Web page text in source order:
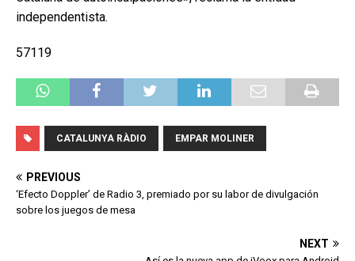
independentista.
57119
CATALUNYA RÀDIO EMPAR MOLINER
PREVIOUS
‘Efecto Doppler’ de Radio 3, premiado por su labor de divulgación
sobre los juegos de mesa
NEXT